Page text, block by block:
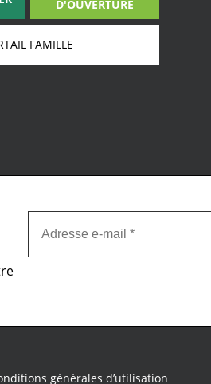
D'OUVERTURE
FAMILLE
générales d’utilisation